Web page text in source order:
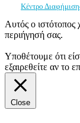
Κέντρο
Αυτός ο ιστότοπος
περιήγησή σας.
Υποθέτουμε ότι
εξαιρεθείτε αν το
Close